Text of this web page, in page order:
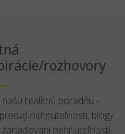
rozhovory
realitnú poradňu -
nehnuteľnosti, blogy
nehnuteľnosti.